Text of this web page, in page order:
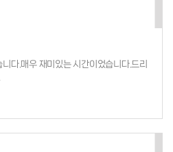
다.매우 재미있는 시간이었습니다.드리